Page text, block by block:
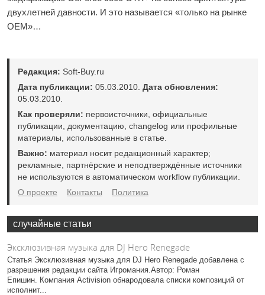
двухлетней давности. И это называется «только на рынке
ОЕМ»…
Редакция: Soft-Buy.ru
Дата публикации: 05.03.2010. Дата обновления:
05.03.2010.
Как проверяли: первоисточники, официальные
публикации, документацию, changelog или профильные
материалы, использованные в статье.
Важно: материал носит редакционный характер;
рекламные, партнёрские и неподтверждённые источники
не используются в автоматическом workflow публикации.
О проекте
Контакты Политика
случайные статьи
Эксклюзивная музыка для DJ Hero Renegade
Статья Эксклюзивная музыка для DJ Hero Renegade добавлена с
разрешения редакции сайта Игромания.Автор: Роман
Епишин. Компания Activision обнародовала списки композиций от
исполнит...